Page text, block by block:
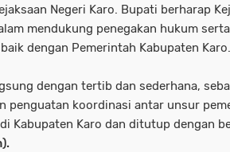
Negeri Karo. Bupati berharap
mendukung penegakan hukum
dengan Pemerintah Kabupaten Karo.
dengan tertib dan sederhana,
penguatan koordinasi antar unsur
Kabupaten Karo dan ditutup dengan